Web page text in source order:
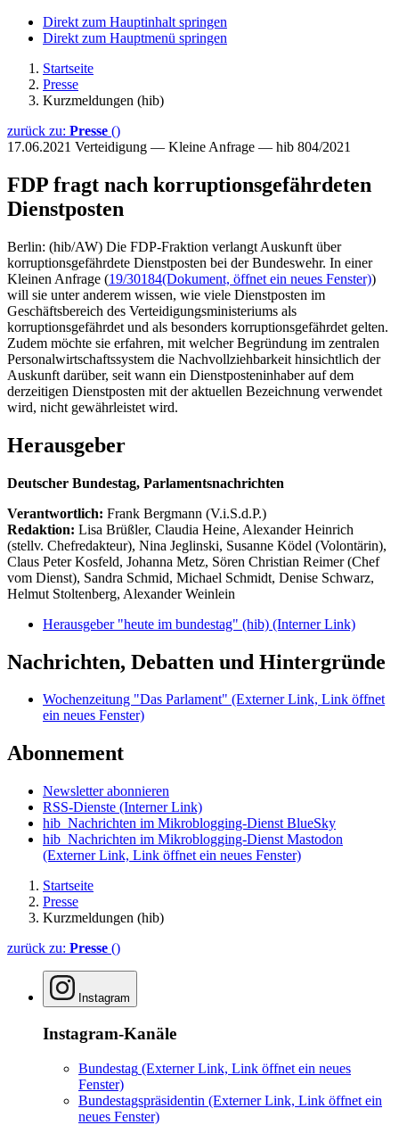
Direkt zum Hauptinhalt springen
Direkt zum Hauptmenü springen
Startseite
Presse
Kurzmeldungen (hib)
zurück zu: Presse ()
17.06.2021 Verteidigung — Kleine Anfrage — hib 804/2021
FDP fragt nach korruptionsgefährdeten
Dienstposten
Berlin: (hib/AW) Die FDP-Fraktion verlangt Auskunft über
korruptionsgefährdete Dienstposten bei der Bundeswehr. In einer
Kleinen Anfrage (19/30184(Dokument, öffnet ein neues Fenster))
will sie unter anderem wissen, wie viele Dienstposten im
Geschäftsbereich des Verteidigungsministeriums als
korruptionsgefährdet und als besonders korruptionsgefährdet gelten.
Zudem möchte sie erfahren, mit welcher Begründung im zentralen
Personalwirtschaftssystem die Nachvollziehbarkeit hinsichtlich der
Auskunft darüber, seit wann ein Dienstposteninhaber auf dem
derzeitigen Dienstposten mit der aktuellen Bezeichnung verwendet
wird, nicht gewährleistet wird.
Herausgeber
Deutscher Bundestag, Parlamentsnachrichten
Verantwortlich: Frank Bergmann (V.i.S.d.P.)
Redaktion: Lisa Brüßler, Claudia Heine, Alexander Heinrich
(stellv. Chefredakteur), Nina Jeglinski, Susanne Ködel (Volontärin),
Claus Peter Kosfeld, Johanna Metz, Sören Christian Reimer (Chef
vom Dienst), Sandra Schmid, Michael Schmidt, Denise Schwarz,
Helmut Stoltenberg, Alexander Weinlein
Herausgeber "heute im bundestag" (hib) (Interner Link)
Nachrichten, Debatten und Hintergründe
Wochenzeitung "Das Parlament" (Externer Link, Link öffnet
ein neues Fenster)
Abonnement
Newsletter abonnieren
RSS-Dienste (Interner Link)
hib_Nachrichten im Mikroblogging-Dienst BlueSky
hib_Nachrichten im Mikroblogging-Dienst Mastodon
(Externer Link, Link öffnet ein neues Fenster)
Startseite
Presse
Kurzmeldungen (hib)
zurück zu: Presse ()
Instagram
Instagram-Kanäle
Bundestag (Externer Link, Link öffnet ein neues
Fenster)
Bundestagspräsidentin (Externer Link, Link öffnet ein
neues Fenster)